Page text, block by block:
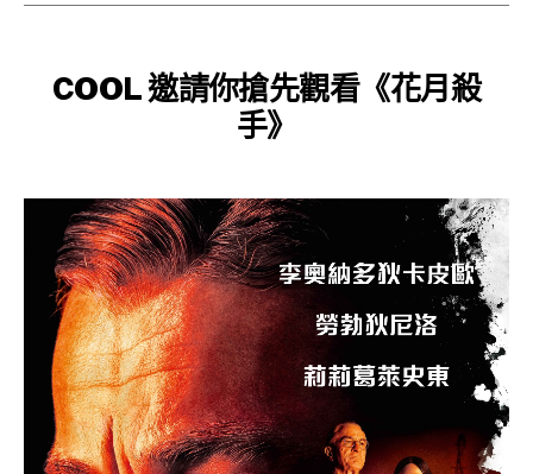
COOL 邀請你搶先觀看《花月殺
手》